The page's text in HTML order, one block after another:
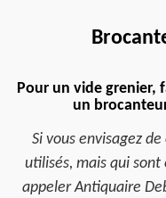
Pour un vide grenier,
un
Si vous envisagez
utilisés, mais qui
appeler Antiquaire